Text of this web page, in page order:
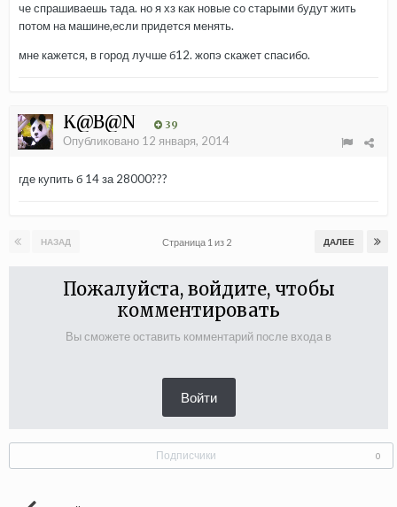
че спрашиваешь тада. но я хз как новые со старыми будут жить
потом на машине,если придется менять.
мне кажется, в город лучше б12. жопэ скажет спасибо.
K@B@N 39
Опубликовано 12 января, 2014
где купить б 14 за 28000???
НАЗАД ДАЛЕЕ
Страница 1 из 2
Пожалуйста, войдите, чтобы
комментировать
Вы сможете оставить комментарий после входа в
Войти
Подписчики 0